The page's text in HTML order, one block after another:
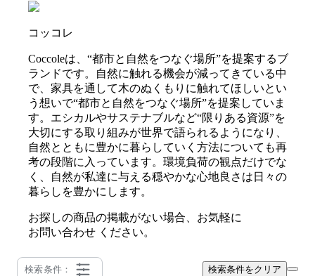
コッコレ
Coccoleは、“都市と自然をつなぐ場所”を提案するブ
ランドです。自然に触れる機会が減ってきている中
で、家具を通して木のぬくもりに触れてほしいとい
う想いで“都市と自然をつなぐ場所”を提案していま
す。エシカルやサステナブルなど“限りある資源”を
大切にする取り組みが世界で語られるようになり、
自然とともに豊かに暮らしていく方法についても再
考の段階に入っています。環境負荷の観点だけでな
く、自然が私達に与える穏やかな心地良さは日々の
暮らしを豊かにします。
お探しの商品の掲載がない場合、お気軽に
お問い合わせ ください。
検索条件： 検索条件をクリア